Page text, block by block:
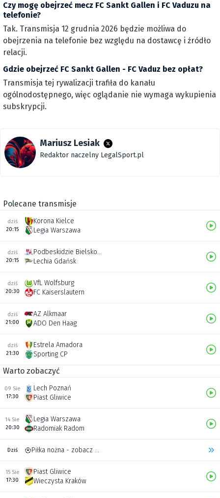
Czy mogę obejrzeć mecz FC Sankt Gallen i FC Vaduzu na
telefonie?
Tak. Transmisja 12 grudnia 2026 będzie możliwa do
obejrzenia na telefonie bez względu na dostawcę i źródło
relacji.
Gdzie obejrzeć FC Sankt Gallen - FC Vaduz bez opłat?
Transmisja tej rywalizacji trafiła do kanału
ogólnodostępnego, więc oglądanie nie wymaga wykupienia
subskrypcji.
Mariusz Lesiak
Redaktor naczelny LegalSport.pl
Polecane transmisje
dziś
20:15
Korona Kielce
Legia Warszawa
dziś
20:15
Podbeskidzie Bielsko-Biała
Lechia Gdańsk
dziś
20:30
VfL Wolfsburg
FC Kaiserslautern
dziś
21:00
AZ Alkmaar
ADO Den Haag
dziś
21:30
Estrela Amadora
Sporting CP
Warto zobaczyć
09 Sie
17:30
Lech Poznań
Piast Gliwice
14 Sie
20:30
Legia Warszawa
Radomiak Radom
Dziś Piłka nożna - zobacz inne transmisje
15 Sie
17:30
Piast Gliwice
Wieczysta Kraków